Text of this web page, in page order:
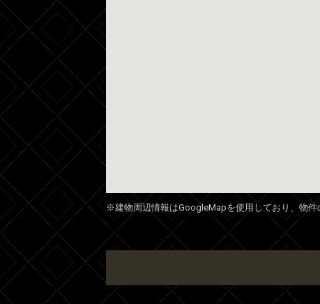
※建物周辺情報はGoogleMapを使用しており、物